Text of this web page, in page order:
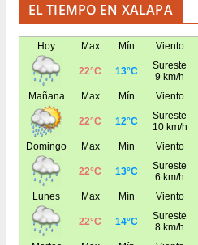
EL TIEMPO EN XALAPA